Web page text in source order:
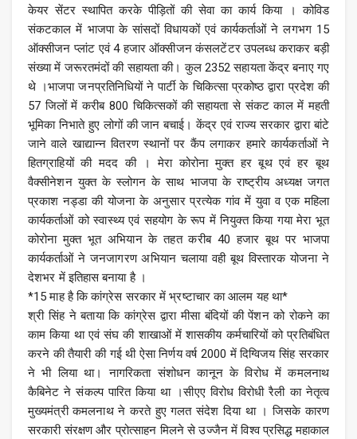
केयर सेंटर स्थापित करके पीड़ितों की सेवा का कार्य किया । कोविड
संकटकाल में भाजपा के सांसदों विधायकों एवं कार्यकर्ताओं ने लगभग 15
ऑक्सीजन प्लांट एवं 4 हजार ऑक्सीजन कंसलटेंटर उपलब्ध कराकर बड़ी
संख्या में जरूरतमंदों की सहायता की। कुल 2352 सहायता केंद्र बनाए गए
थे ।भाजपा जनप्रतिनिधियों ने पार्टी के चिकित्सा प्रकोष्ठ द्वारा प्रदेश की
57 जिलों में करीब 800 चिकित्सकों की सहायता से संकट काल में महती
भूमिका निभाते हुए लोगों की जान बचाई। केंद्र एवं राज्य सरकार द्वारा बांटे
जाने वाले खाद्यान्न वितरण स्थानों पर कैंप लगाकर हमारे कार्यकर्ताओं ने
हितग्राहियों की मदद की । मेरा कोरोना मुक्त हर बूथ एवं हर बूथ
वैक्सीनेशन युक्त के स्लोगन के साथ भाजपा के राष्ट्रीय अध्यक्ष जगत
प्रकाश नड्डा की योजना के अनुसार प्रत्येक गांव में युवा व एक महिला
कार्यकर्ताओं को स्वास्थ्य एवं सहयोग के रूप में नियुक्त किया गया मेरा भूत
कोरोना मुक्त भूत अभियान के तहत करीब 40 हजार बूथ पर भाजपा
कार्यकर्ताओं ने जनजागरण अभियान चलाया वही बूथ विस्तारक योजना ने
देशभर में इतिहास बनाया है ।
*15 माह है कि कांग्रेस सरकार में भ्रष्टाचार का आलम यह था*
श्री सिंह ने बताया कि कांग्रेस द्वारा मीसा बंदियों की पेंशन को रोकने का
काम किया था एवं संघ की शाखाओं में शासकीय कर्मचारियों को प्रतिबंधित
करने की तैयारी की गई थी ऐसा निर्णय वर्ष 2000 में दिग्विजय सिंह सरकार
ने भी लिया था। नागरिकता संशोधन कानून के विरोध में कमलनाथ
कैबिनेट ने संकल्प पारित किया था ।सीएए विरोध विरोधी रैली का नेतृत्व
मुख्यमंत्री कमलनाथ ने करते हुए गलत संदेश दिया था । जिसके कारण
सरकारी संरक्षण और प्रोत्साहन मिलने से उज्जैन में विश्व प्रसिद्ध महाकाल